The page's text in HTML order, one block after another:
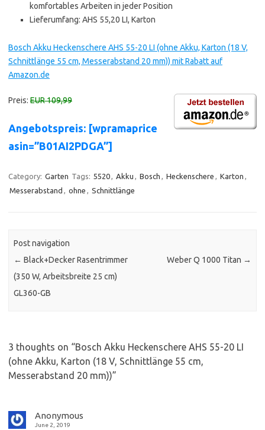
komfortables Arbeiten in jeder Position
Lieferumfang: AHS 55,20 LI, Karton
Bosch Akku Heckenschere AHS 55-20 LI (ohne Akku, Karton (18 V,
Schnittlänge 55 cm, Messerabstand 20 mm)) mit Rabatt auf
Amazon.de
Preis: EUR 109,99
Angebotspreis: [wpramaprice
asin=”B01AI2PDGA”]
Category: Garten Tags: 5520, Akku , Bosch , Heckenschere , Karton ,
Messerabstand , ohne , Schnittlänge
Post navigation
← Black+Decker Rasentrimmer
(350 W, Arbeitsbreite 25 cm)
GL360-GB
Weber Q 1000 Titan →
3 thoughts on “Bosch Akku Heckenschere AHS 55-20 LI
(ohne Akku, Karton (18 V, Schnittlänge 55 cm,
Messerabstand 20 mm))”
Anonymous
June 2, 2019